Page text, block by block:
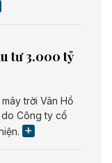
tư 3.000 tỷ
trời Vân Hồ
Công ty cổ